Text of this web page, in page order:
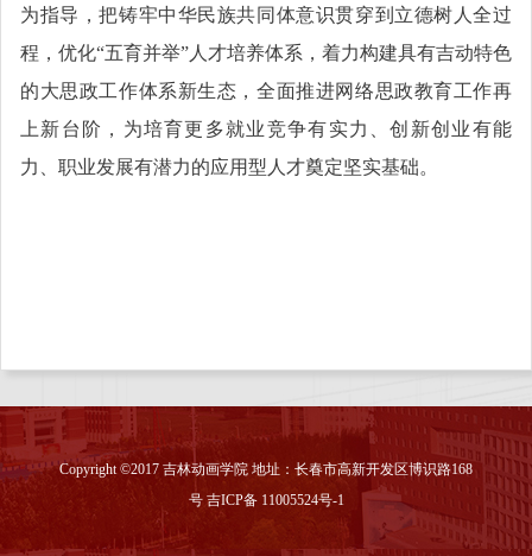
为指导，把铸牢中华民族共同体意识贯穿到立德树人全过
程，优化“五育并举”人才培养体系，着力构建具有吉动特色
的大思政工作体系新生态，全面推进网络思政教育工作再
上新台阶，为培育更多就业竞争有实力、创新创业有能
力、职业发展有潜力的应用型人才奠定坚实基础。
Copyright ©2017 吉林动画学院 地址：长春市高新开发区博识路168
号 吉ICP备 11005524号-1